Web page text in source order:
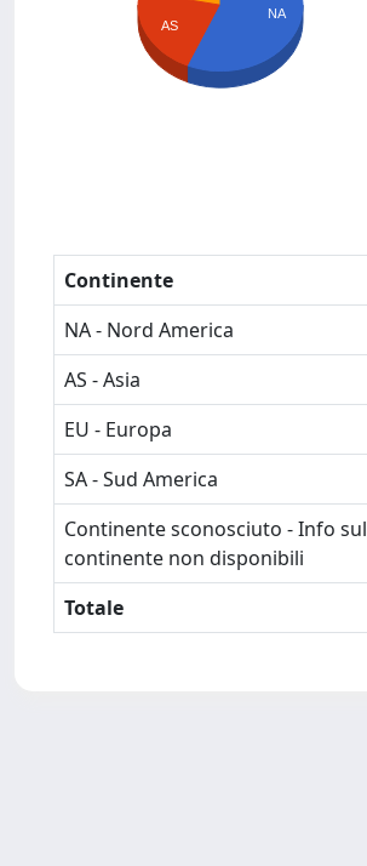
AS
NA
Continente
NA - Nord America
AS - Asia
EU - Europa
SA - Sud America
Continente sconosciuto - Info sul
continente non disponibili
Totale